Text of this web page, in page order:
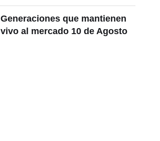
Generaciones que mantienen
vivo al mercado 10 de Agosto